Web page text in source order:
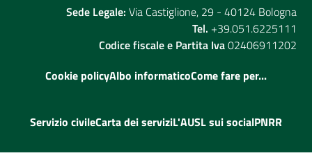
Sede Legale: Via Castiglione, 29 - 40124 Bologna
Tel. +39.051.6225111
Codice fiscale e Partita Iva02406911202
Cookie policyAlbo informaticoCome fare per...
Servizio civileCarta dei serviziL'AUSL sui socialPNRR